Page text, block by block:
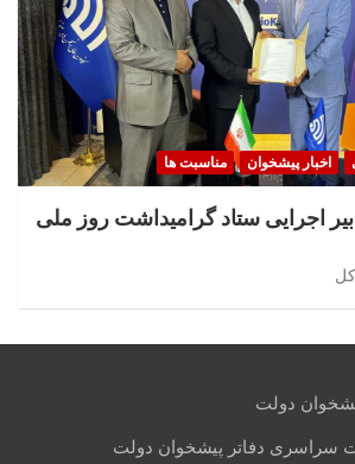
اخبار پیشخوان مناسبت ها
اجرایی ستاد گرامیداشت روز ملی
دولت
سراسری دفاتر پیشخوان دولت